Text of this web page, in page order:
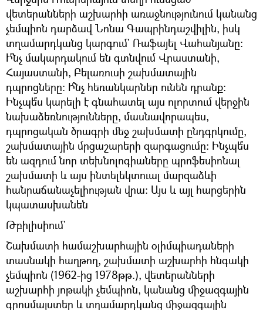
վետերանների աշխարհի առաջնությունում կանանց
չեմպիոն դարձավ Նոնա Գապրինդաշվիլին, իսկ
տղամարդկանց կարգում` Ռաֆայել Վահանյանը:
Ի՞նչ մակարդակում են գտնվում Վրաստանի,
Հայաստանի, Բելառուսի շախմատային
դպրոցները: Ի՞նչ հեռանկարներ ունեն դրանք:
Ինչպե՞ս կարելի է գնահատել այս ոլորտում վերջին
նախաձեռնությունները, մասնավորապես,
դպրոցական ծրագրի մեջ շախմատի ընդգրկումը,
շախմատային մրցաշարերի զարգացումը: Ինչպե՞ս
են ազդում նոր տեխնոլոգիաները պրոֆեսիոնալ
շախմատի և այս ինտելեկտուալ մարզաձևի
հանրաճանաչելիության վրա: Այս և այլ հարցերին
կպատասխանեն
Թբիլիսիում`
Շախմատի համաշխարհային օլիմպիադաների
տասնակի հաղթող, շախմատի աշխարհի հնգակի
չեմպիոն (1962-ից 1978թթ.), վետերանների
աշխարհի յոթակի չեմպիոն, կանանց միջազգային
գրոսմայստեր և տղամարդկանց միջազգային